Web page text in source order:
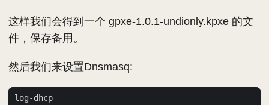
这样我们会得到一个 gpxe-1.0.1-undionly.kpxe 的文
件，保存备用。
然后我们来设置Dnsmasq: